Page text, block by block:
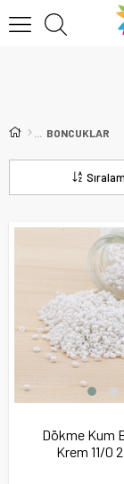
BONCUKLAR
Dökme Kum
Krem 11/0